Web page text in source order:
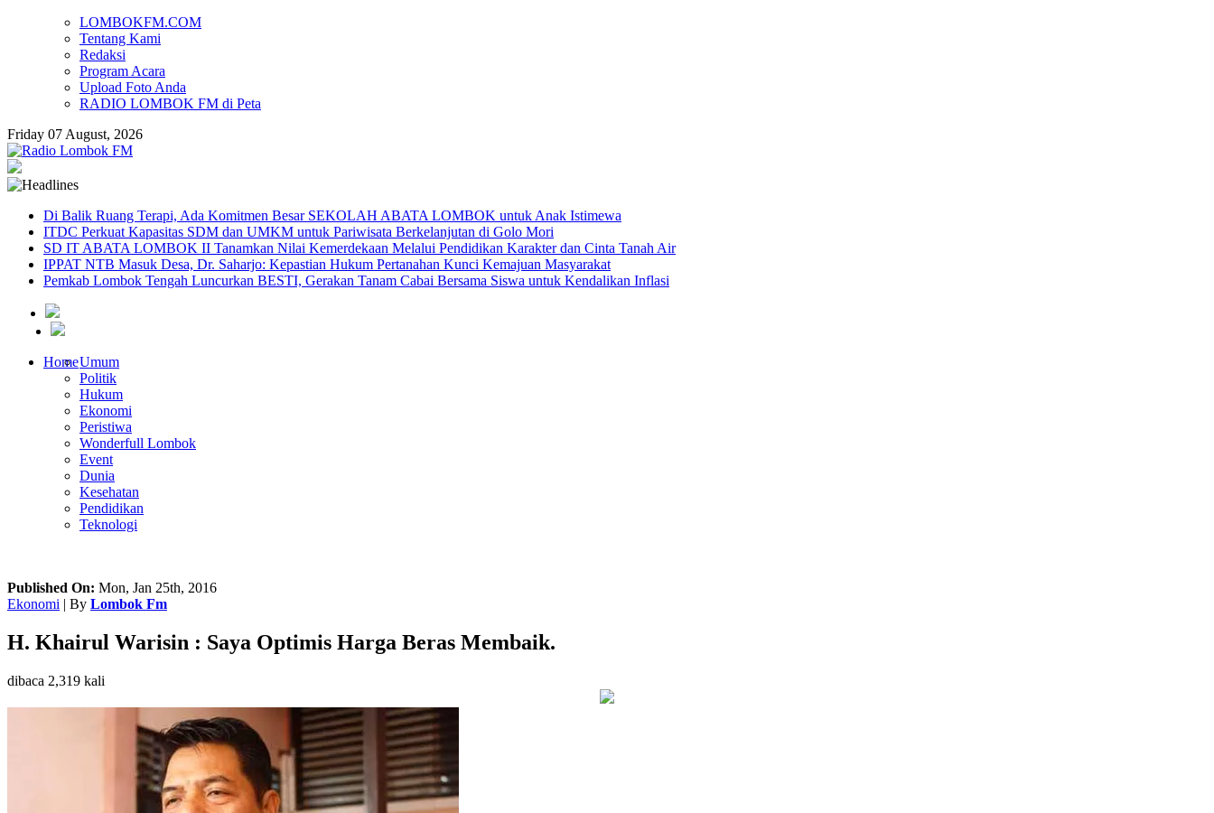
LOMBOKFM.COM
Tentang Kami
Redaksi
Program Acara
Upload Foto Anda
RADIO LOMBOK FM di Peta
Friday 07 August, 2026
Di Balik Ruang Terapi, Ada Komitmen Besar SEKOLAH ABATA LOMBOK untuk Anak Istimewa
ITDC Perkuat Kapasitas SDM dan UMKM untuk Pariwisata Berkelanjutan di Golo Mori
SD IT ABATA LOMBOK II Tanamkan Nilai Kemerdekaan Melalui Pendidikan Karakter dan Cinta Tanah Air
IPPAT NTB Masuk Desa, Dr. Saharjo: Kepastian Hukum Pertanahan Kunci Kemajuan Masyarakat
Pemkab Lombok Tengah Luncurkan BESTI, Gerakan Tanam Cabai Bersama Siswa untuk Kendalikan Inflasi
HomeUmum
Politik
Hukum
Ekonomi
Peristiwa
Wonderfull Lombok
Event
Dunia
Kesehatan
Pendidikan
Teknologi
Published On: Mon, Jan 25th, 2016
Ekonomi | By Lombok Fm
H. Khairul Warisin : Saya Optimis Harga Beras Membaik.
dibaca 2,319 kali